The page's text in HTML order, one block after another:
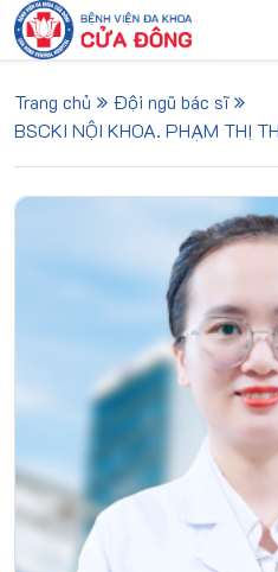
Trang chủ
Đội ngũ bác sĩ
BSCKI NỘI KHOA. PHẠM THỊ